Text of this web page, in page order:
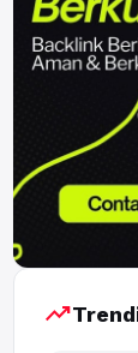
trending_up